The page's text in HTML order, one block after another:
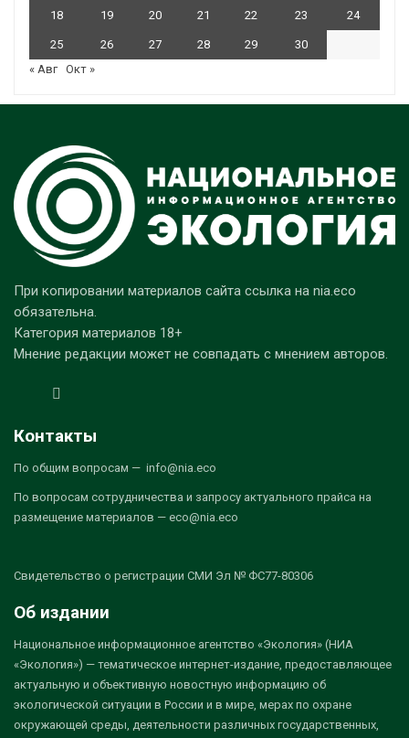
18 19 20 21 22 23 24
25 26 27 28 29
30
« Авг Окт »
При копировании материалов сайта ссылка на nia.eco
обязательна.
Категория материалов 18+
Мнение редакции может не совпадать с мнением авторов.
Контакты
По общим вопросам — info@nia.eco
По вопросам сотрудничества и запросу актуального прайса на
размещение материалов — eco@nia.eco
Свидетельство о регистрации СМИ Эл № ФС77-80306
Об издании
Национальное информационное агентство «Экология» (НИА
«Экология») — тематическое интернет-издание, предоставляющее
актуальную и объективную новостную информацию об
экологической ситуации в России и в мире, мерах по охране
окружающей среды, деятельности различных государственных,